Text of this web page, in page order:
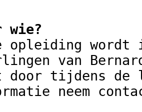
wie?
opleiding
van
door tijdens de
neem